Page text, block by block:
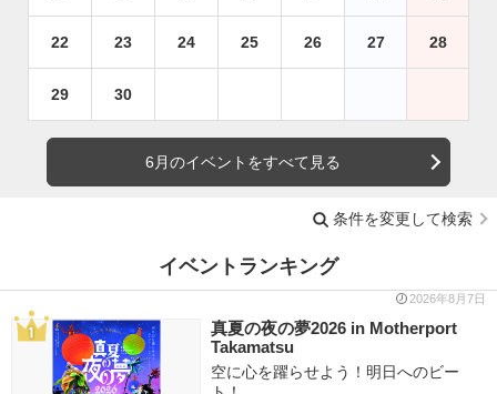
22 23 24 25 26 27 28
29 30
6月のイベントをすべて見る
条件を変更して検索
イベントランキング
2026年8月7日
真夏の夜の夢2026 in Motherport
Takamatsu
空に心を躍らせよう！明日へのビー